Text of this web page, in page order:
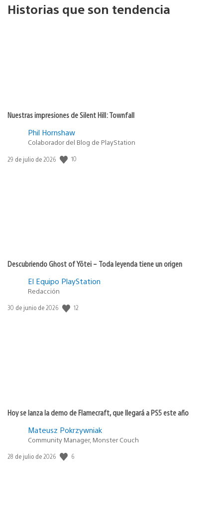
Historias que son tendencia
Nuestras impresiones de Silent Hill: Townfall
Phil Hornshaw
Colaborador del Blog de PlayStation
Fecha
29 de julio de 2026 10
Descubriendo Ghost of Yōtei – Toda leyenda tiene un origen
El Equipo PlayStation
Redacción
Fecha
30 de junio de 2026 12
Hoy se lanza la demo de Flamecraft, que llegará a PS5 este año
Mateusz Pokrzywniak
Community Manager, Monster Couch
Fecha
28 de julio de 2026 6